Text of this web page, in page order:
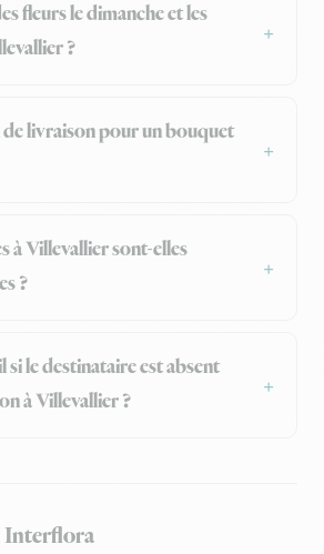
fleurs le dimanche et les
?
de livraison pour un bouquet
à Villevallier sont-elles
?
si le destinataire est absent
à Villevallier ?
Interflora